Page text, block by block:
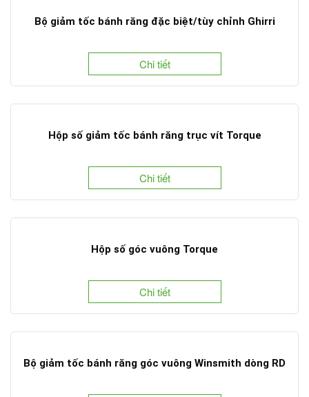
Bộ giảm tốc bánh răng đặc biệt/tùy chỉnh Ghirri
Chi tiết
Hộp số giảm tốc bánh răng trục vít Torque
Chi tiết
Hộp số góc vuông Torque
Chi tiết
Bộ giảm tốc bánh răng góc vuông Winsmith dòng RD